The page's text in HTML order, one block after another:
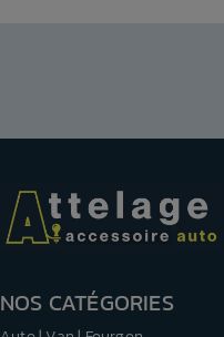
NOS CATÉGORIES